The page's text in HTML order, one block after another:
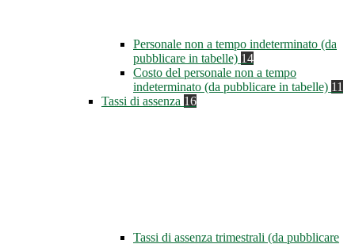
Personale non a tempo indeterminato (da
pubblicare in tabelle) 14
Costo del personale non a tempo
indeterminato (da pubblicare in tabelle) 11
Tassi di assenza 16
Tassi di assenza trimestrali (da pubblicare